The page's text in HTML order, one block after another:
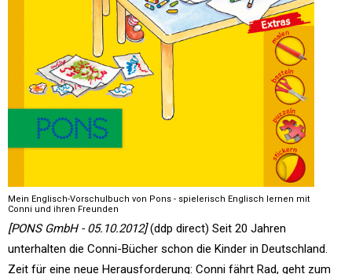
Mein Englisch-Vorschulbuch von Pons - spielerisch Englisch lernen mit
Conni und ihren Freunden
[PONS GmbH - 05.10.2012](ddp direct) Seit 20 Jahren
unterhalten die Conni-Bücher schon die Kinder in Deutschland.
Zeit für eine neue Herausforderung: Conni fährt Rad, geht zum